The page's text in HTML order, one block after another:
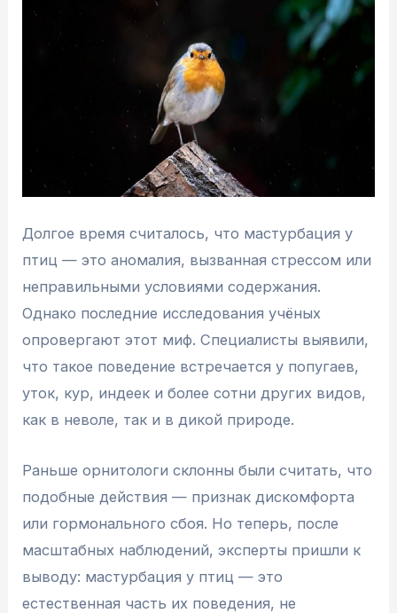
Долгое время считалось, что мастурбация у
птиц — это аномалия, вызванная стрессом или
неправильными условиями содержания.
Однако последние исследования учёных
опровергают этот миф. Специалисты выявили,
что такое поведение встречается у попугаев,
уток, кур, индеек и более сотни других видов,
как в неволе, так и в дикой природе.
Раньше орнитологи склонны были считать, что
подобные действия — признак дискомфорта
или гормонального сбоя. Но теперь, после
масштабных наблюдений, эксперты пришли к
выводу: мастурбация у птиц — это
естественная часть их поведения, не